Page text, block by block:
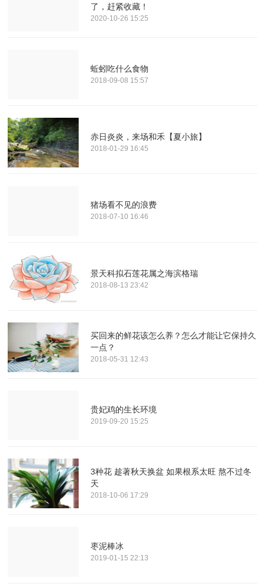
了，赶紧收藏！
2020-10-26 15:25
蚯蚓吃什么食物
2018-09-08 15:57
赤日炎炎，来场和禾【夏小旅】
2018-01-29 16:45
猪场看不见的浪费
2018-07-10 16:46
景天科拟石莲花属之海滨格瑞
2018-08-13 23:42
买回来的鲜花该怎么养？怎么才能让它保持久
一点？
2018-05-31 12:43
贵妃鸡的生长环境
2019-09-20 15:25
3种花 趁著秋天换盆 如果根系太旺 熬不过冬
天
2018-10-06 17:29
枣泥棒冰
2019-01-15 22:13